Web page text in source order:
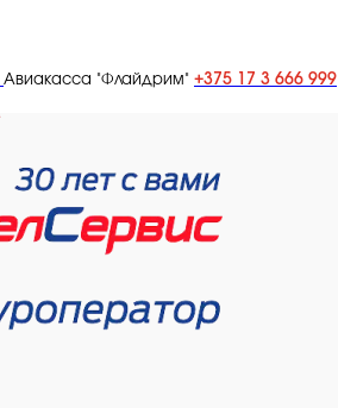
Авиакасса "Флайдрим" +375 17 3 666 999